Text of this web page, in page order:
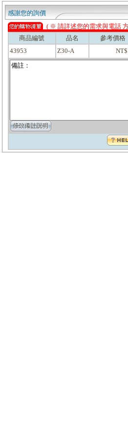
感謝您的詢價
( ※ 請詳述您的需求與電話
商品編號
品名 參考價格
43953
Z30-A